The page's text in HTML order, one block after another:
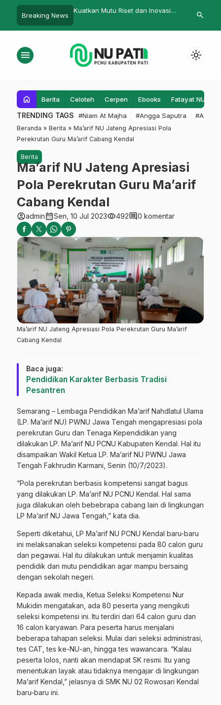
Breaking News
Mutu Riset dan Inovasi
INISNU Datangkan
dan Bapperida
Aktivis Sejati! Biar Sukses Tetap
500
search
menu light_mode
home Berita Celoteh Cerpen Ebooks Fatayat NU
TRENDING TAGS #Niam At Majha #Angga Saputra #Admin
Beranda » Berita » Ma’arif NU Jateng Apresiasi Pola
Perekrutan Guru Ma’arif Cabang Kendal
Berita
Ma’arif NU Jateng Apresiasi
Pola Perekrutan Guru Ma’arif
Cabang Kendal
account_circleadmincalendar_monthSen, 10 Jul 2023visibility492comment0 komentar
Ma’arif NU Jateng Apresiasi Pola Perekrutan Guru Ma’arif
Cabang Kendal
Baca juga:
Pendidikan Karakter Berbasis Tradisi
Pesantren
Semarang – Lembaga Pendidikan Ma’arif Nahdlatul Ulama
(LP. Ma’arif NU) PWNU Jawa Tengah mengapresiasi pola
perekrutan Guru dan Tenaga Kependidikan yang
dilakukan LP. Ma’arif NU PCNU Kabupaten Kendal. Hal itu
disampaikan Wakil Ketua LP. Ma’arif NU PWNU Jawa
Tengah Fakhrudin Karmani, Senin (10/7/2023).
“Pola perekrutan berbasis kompetensi sangat bagus
yang dilakukan LP. Ma’arif NU PCNU Kendal. Hal sama
juga dilakukan oleh bebebrapa cabang lain di lingkungan
LP Ma’arif NU Jawa Tengah,” kata dia.
Seperti diketahui, LP Ma’arif NU PCNU Kendal baru-baru
ini melaksanakan seleksi kompetensi pada 80 calon guru
dan pegawai. Hal itu dilakukan untuk menjamin kualitas
pendidik dan mutu pendidikan agar mampu bersaing
dengan sekolah negeri.
Kepada awak media, Ketua Seleksi Kompetensi Nur
Mukidin mengatakan, ada 80 peserta yang mengikuti
seleksi kompetensi ini. Itu terdiri dari 64 calon guru dan
16 calon karyawan. Para peserta harus menjalani
beberapa tahapan seleksi. Mulai dari seleksi administrasi,
tes CAT, tes ke-NU-an, hingga tes wawancara. “Kalau
peserta lolos, nanti akan mendapat SK resmi. Itu yang
menentukan layak atau tidaknya mengajar di lingkungan
Ma’arif Kendal,” jelasnya di SMK NU 02 Rowosari Kendal
baru-baru ini.